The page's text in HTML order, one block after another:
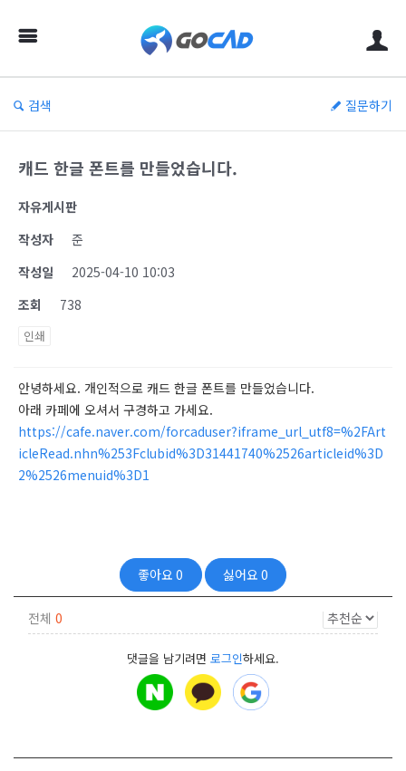
검색 질문하기
캐드 한글 폰트를 만들었습니다.
자유게시판
작성자
준
작성일
2025-04-10 10:03
조회
738
인쇄
안녕하세요. 개인적으로 캐드 한글 폰트를 만들었습니다.
아래 카페에 오셔서 구경하고 가세요.
https://cafe.naver.com/forcaduser?iframe_url_utf8=%2FArt
icleRead.nhn%253Fclubid%3D31441740%2526articleid%3D
2%2526menuid%3D1
좋아요0 싫어요 0
전체 0
댓글을 남기려면 로그인하세요.